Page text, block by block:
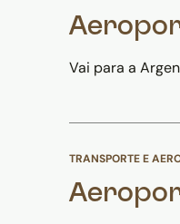
Vai para a
TRANSPORTE E